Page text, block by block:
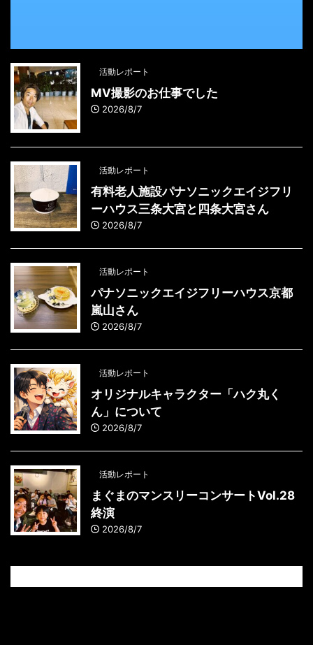
活動レポート
MV撮影のお仕事でした
2026/8/7
活動レポート
有料老人施設パナソニックエイジフリ
ーハウス三条大宮と四条大宮さん
2026/8/7
活動レポート
パナソニックエイジフリーハウス京都
嵐山さん
2026/8/7
活動レポート
オリジナルキャラクター「ハク丸く
ん」について
2026/8/7
活動レポート
まぐまのマンスリーコンサートVol.28
終演
2026/8/7